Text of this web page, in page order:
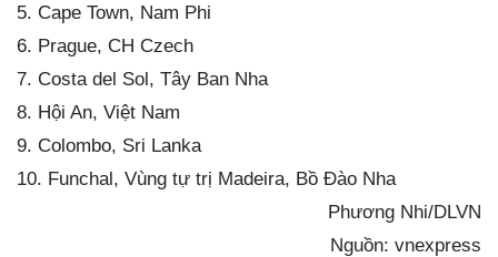
5. Cape Town, Nam Phi
6. Prague, CH Czech
7. Costa del Sol, Tây Ban Nha
8. Hội An, Việt Nam
9. Colombo, Sri Lanka
10. Funchal, Vùng tự trị Madeira, Bồ Đào Nha
Phương Nhi/DLVN
Nguồn: vnexpress